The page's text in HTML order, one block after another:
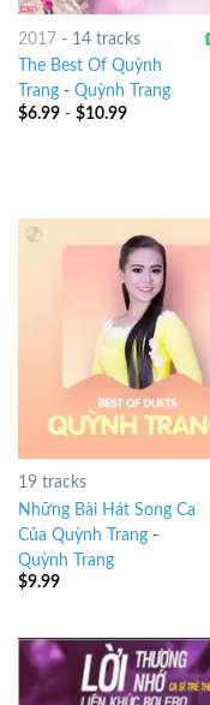
2017- 14 tracks
The Best Of Quỳnh
Trang- Quỳnh Trang
$6.99- $10.99
19 tracks
Những Bài Hát Song Ca
Của Quỳnh Trang-
Quỳnh Trang
$9.99